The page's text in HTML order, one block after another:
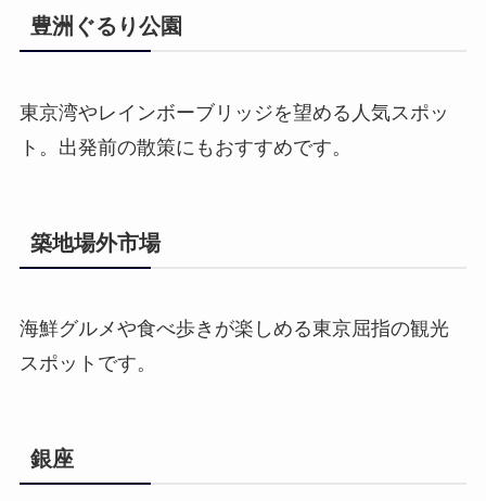
豊洲ぐるり公園
東京湾やレインボーブリッジを望める人気スポッ
ト。出発前の散策にもおすすめです。
築地場外市場
海鮮グルメや食べ歩きが楽しめる東京屈指の観光
スポットです。
銀座